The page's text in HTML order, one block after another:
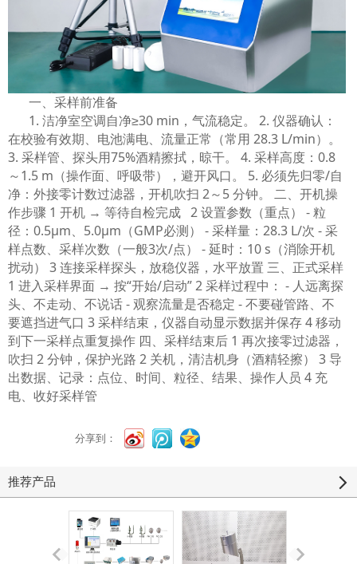
3
一、采样前准备
1. 洁净室空调自净≥30 min，气流稳定。 2. 仪器确认：
在校验有效期、电池满电、流量正常（常用 28.3 L/min）。
3. 采样管、探头用75%酒精擦拭，晾干。 4. 采样高度：0.8
～1.5 m（操作面、呼吸带），避开风口。 5. 必须先归零/自
净：外接零计数过滤器，开机吹扫 2～5 分钟。 二、开机操
作步骤 1 开机 → 等待自检完成 2 设置参数（重点） - 粒
径：0.5μm、5.0μm（GMP必测） - 采样量：28.3 L/次 - 采
样点数、采样次数（一般3次/点） - 延时：10 s（消除开机
扰动） 3 连接采样探头，放稳仪器，水平放置 三、正式采样
1 进入采样界面 → 按“开始/启动” 2 采样过程中： - 人远离探
头、不走动、不说话 - 观察流量是否稳定 - 不要碰管路、不
要遮挡进气口 3 采样结束，仪器自动显示数据并保存 4 移动
到下一采样点重复操作 四、采样结束后 1 再次接零过滤器，
吹扫 2 分钟，保护光路 2 关机，清洁机身（酒精轻擦） 3 导
出数据、记录：点位、时间、粒径、结果、操作人员 4 充
电、收好采样管
分享到：
推荐产品